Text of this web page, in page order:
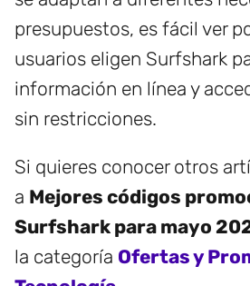
presupuestos, es fácil ver
usuarios eligen Surfshark
información en línea y
sin restricciones.
Si quieres conocer otros
a Mejores códigos
Surfshark para mayo
la categoría Ofertas y